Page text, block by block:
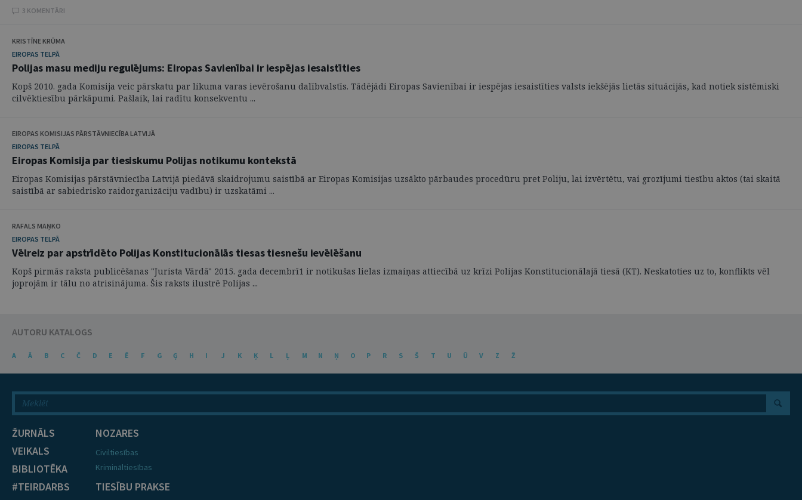
3 KOMENTĀRI
KRISTĪNE KRŪMA
EIROPAS TELPĀ
Polijas masu mediju regulējums: Eiropas Savienībai ir iespējas iesaistīties
Kopš 2010. gada Komisija veic pārskatu par likuma varas ievērošanu dalībvalstīs. Tādējādi Eiropas Savienībai ir iespējas iesaistīties valsts iekšējās lietās situācijās, kad notiek sistēmiski
cilvēktiesību pārkāpumi. Pašlaik, lai radītu konsekventu ...
EIROPAS KOMISIJAS PĀRSTĀVNIECĪBA LATVIJĀ
EIROPAS TELPĀ
Eiropas Komisija par tiesiskumu Polijas notikumu kontekstā
Eiropas Komisijas pārstāvniecība Latvijā piedāvā skaidrojumu saistībā ar Eiropas Komisijas uzsākto pārbaudes procedūru pret Poliju, lai izvērtētu, vai grozījumi tiesību aktos (tai skaitā
saistībā ar sabiedrisko raidorganizāciju vadību) ir uzskatāmi ...
RAFALS MAŅKO
EIROPAS TELPĀ
Vēlreiz par apstrīdēto Polijas Konstitucionālās tiesas tiesnešu ievēlēšanu
Kopš pirmās raksta publicēšanas "Jurista Vārdā" 2015. gada decembrī1 ir notikušas lielas izmaiņas attiecībā uz krīzi Polijas Konstitucionālajā tiesā (KT). Neskatoties uz to, konflikts vēl
joprojām ir tālu no atrisinājuma. Šis raksts ilustrē Polijas ...
AUTORU KATALOGS
A Ā B C Č D E Ē F G Ģ H I J K Ķ L Ļ M N Ņ O P R S Š T U Ū V Z Ž
ŽURNĀLS
VEIKALS
BIBLIOTĒKA
#TEIRDARBS
NOZARES
Civiltiesības
Krimināltiesības
TIESĪBU PRAKSE